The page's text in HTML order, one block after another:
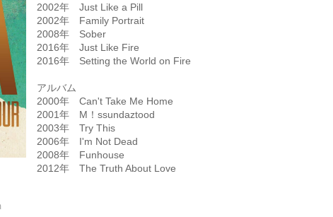
2002年 Just Like a Pill
2002年 Family Portrait
2008年 Sober
2016年 Just Like Fire
2016年 Setting the World on Fire
アルバム
2000年 Can't Take Me Home
2001年 M！ssundaztood
2003年 Try This
2006年 I'm Not Dead
2008年 Funhouse
2012年 The Truth About Love